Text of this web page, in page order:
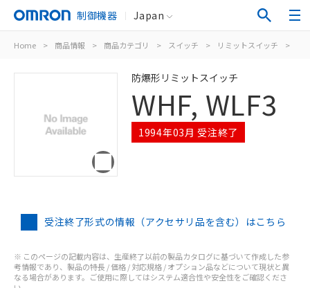
制御機器 Japan
Home > 商品情報 > 商品カテゴリ > スイッチ > リミットスイッチ >
防爆形リミットスイッチ
WHF, WLF3
1994年03月 受注終了
受注終了形式の情報（アクセサリ品を含む）はこちら
※ このページの記載内容は、生産終了以前の製品カタログに基づいて作成した参
考情報であり、製品の特長 / 価格 / 対応規格 / オプション品などについて現状と異
なる場合があります。ご使用に際してはシステム適合性や安全性をご確認くださ